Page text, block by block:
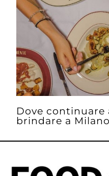
Dove continuare
brindare a